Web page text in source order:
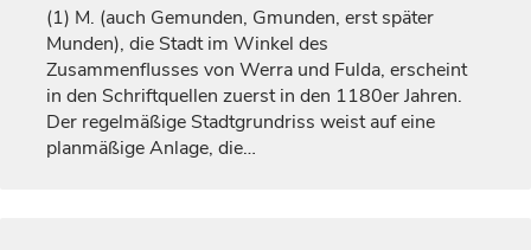
(1) M. (auch Gemunden, Gmunden, erst später
Munden), die Stadt im Winkel des
Zusammenflusses von Werra und Fulda, erscheint
in den Schriftquellen zuerst in den 1180er Jahren.
Der regelmäßige Stadtgrundriss weist auf eine
planmäßige Anlage, die…